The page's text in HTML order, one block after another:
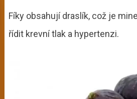
Fíky obsahují draslík, což je
řídit krevní tlak a hypertenzi.